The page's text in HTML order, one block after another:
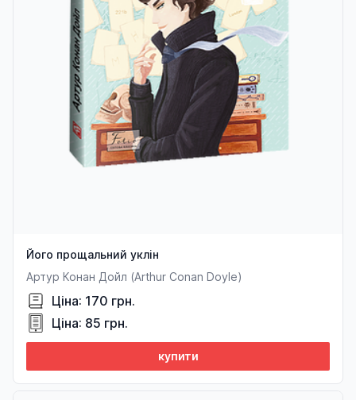
Його прощальний уклін
Артур Конан Дойл (Arthur Conan Doyle)
Ціна: 170 грн.
Ціна: 85 грн.
купити